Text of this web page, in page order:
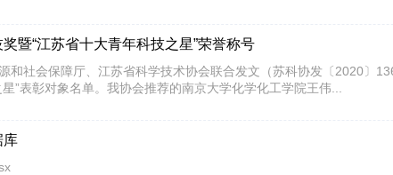
暨“江苏省十大青年科技之星”荣誉称号
和社会保障厅、江苏省科学技术协会联合发文（苏科协发〔2020〕
”表彰对象名单。我协会推荐的南京大学化学化工学院王伟...
库